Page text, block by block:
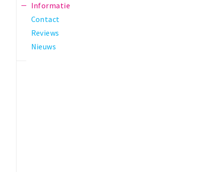
Informatie
Contact
Reviews
Nieuws